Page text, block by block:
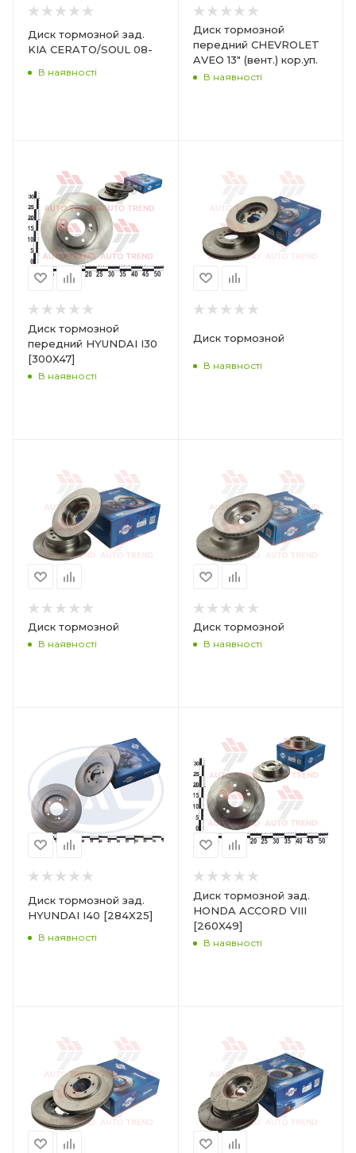
Диск тормозной зад.
KIA CERATO/SOUL 08-
В наявності
Диск тормозной
передний CHEVROLET
AVEO 13" (вент.) кор.уп.
В наявності
Диск тормозной
передний HYUNDAI I30
[300X47]
В наявності
Диск тормозной
В наявності
Диск тормозной
В наявності
Диск тормозной
В наявності
Диск тормозной зад.
HYUNDAI I40 [284X25]
В наявності
Диск тормозной зад.
HONDA ACCORD VIII
[260X49]
В наявності